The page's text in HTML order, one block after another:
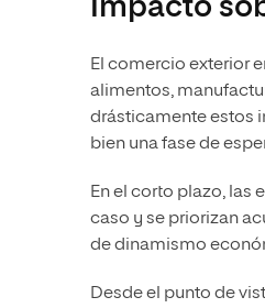
Impacto
El comercio exterior
alimentos,
drásticamente estos
bien una fase de
En el corto plazo, las
caso y se priorizan
de dinamismo
Desde el punto de